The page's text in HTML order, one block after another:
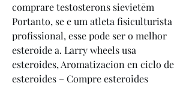
comprare testosterons sievietēm
Portanto, se e um atleta fisiculturista
profissional, esse pode ser o melhor
esteroide a. Larry wheels usa
esteroides, Aromatizacion en ciclo de
esteroides – Compre esteroides